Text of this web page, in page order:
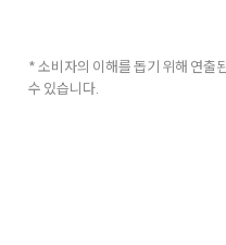
* 소비자의 이해를 돕기 위해 연출
수 있습니다.